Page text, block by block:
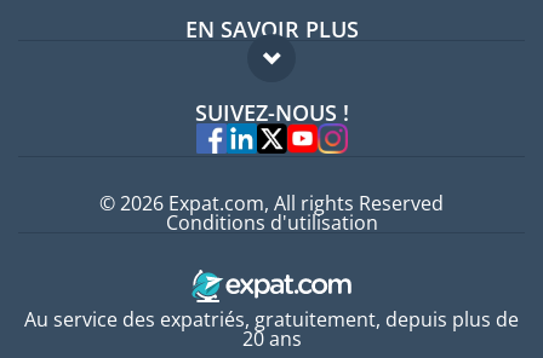
Guides pays
EN SAVOIR PLUS
FAQ
Experts
SUIVEZ-NOUS !
Au service des expatriés, gratuitement, depuis plus de
20 ans
© 2026 Expat.com, All rights Reserved
Conditions d'utilisation